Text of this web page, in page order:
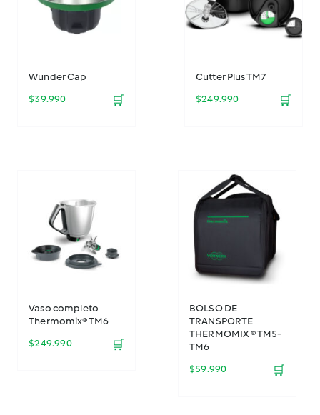
Wunder Cap
$39.990 🛒
Cutter Plus TM7
$249.990 🛒
Vaso completo
Thermomix® TM6
$249.990 🛒
BOLSO DE
TRANSPORTE
THERMOMIX ® TM5-
TM6
$59.990 🛒